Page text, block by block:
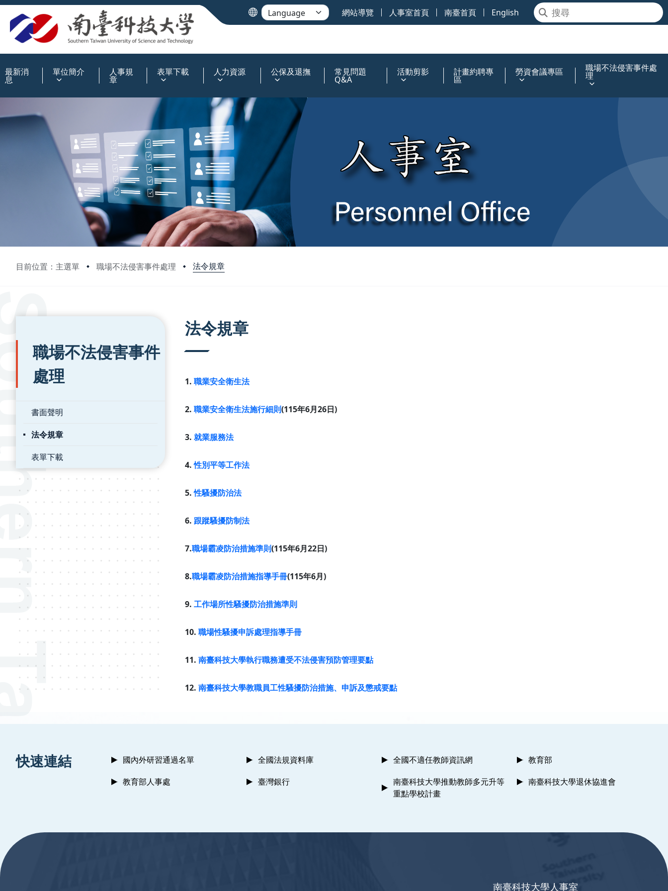
網站導覽 人事室首頁 南臺首頁 English
最新消
息
單位簡介 人事規
章
表單下載 人力資源 公保及退撫 常見問題
Q&A
活動剪影 計畫約聘專
區
勞資會議專區 職場不法侵害事件處
理
目前位置：主選單 職場不法侵害事件處理 法令規章
:::
職場不法侵害事件
處理
書面聲明
法令規章
表單下載
法令規章
1. 職業安全衛生法
2. 職業安全衛生法施行細則(115年6月26日)
3. 就業服務法
4.性別平等工作法
5.性騷擾防治法
6. 跟蹤騷擾防制法
7.職場霸凌防治措施準則(115年6月22日)
8.職場霸凌防治措施指導手冊(115年6月)
9. 工作場所性騷擾防治措施準則
10. 職場性騷擾申訴處理指導手冊
11. 南臺科技大學執行職務遭受不法侵害預防管理要點
12. 南臺科技大學教職員工性騷擾防治措施、申訴及懲戒要點
快速連結 國內外研習通過名單 全國法規資料庫 全國不適任教師資訊網
教育部
教育部人事處
臺灣銀行
南臺科技大學推動教師多元升等
重點學校計畫
南臺科技大學退休協進會
南臺科技大學人事室